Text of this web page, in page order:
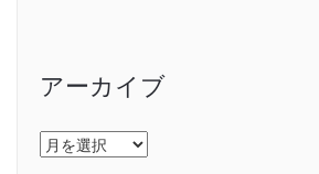
アーカイブ
ア
ー